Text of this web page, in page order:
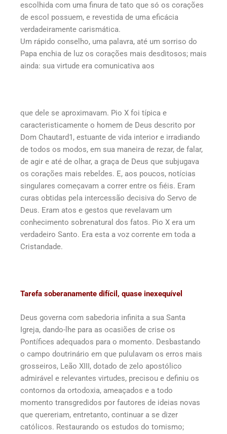
escolhida com uma finura de tato que só os corações
de escol possuem, e revestida de uma eficácia
verdadeiramente carismática.
Um rápido conselho, uma palavra, até um sorriso do
Papa enchia de luz os corações mais desditosos; mais
ainda: sua virtude era comunicativa aos
que dele se aproximavam. Pio X foi típica e
caracteristicamente o homem de Deus descrito por
Dom Chautard1, estuante de vida interior e irradiando
de todos os modos, em sua maneira de rezar, de falar,
de agir e até de olhar, a graça de Deus que subjugava
os corações mais rebeldes. E, aos poucos, notícias
singulares começavam a correr entre os fiéis. Eram
curas obtidas pela intercessão decisiva do Servo de
Deus. Eram atos e gestos que revelavam um
conhecimento sobrenatural dos fatos. Pio X era um
verdadeiro Santo. Era esta a voz corrente em toda a
Cristandade.
Tarefa soberanamente difícil, quase inexequível
Deus governa com sabedoria infinita a sua Santa
Igreja, dando-lhe para as ocasiões de crise os
Pontífices adequados para o momento. Desbastando
o campo doutrinário em que pululavam os erros mais
grosseiros, Leão XIII, dotado de zelo apostólico
admirável e relevantes virtudes, precisou e definiu os
contornos da ortodoxia, ameaçados e a todo
momento transgredidos por fautores de ideias novas
que quereriam, entretanto, continuar a se dizer
católicos. Restaurando os estudos do tomismo;